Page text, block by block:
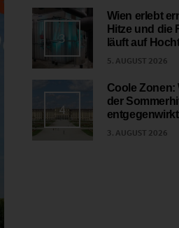
3
Wien erlebt
Hitze und die
läuft auf
5. AUGUST 2026
4
Coole Zonen:
der
entgegenwirkt
3. AUGUST 2026